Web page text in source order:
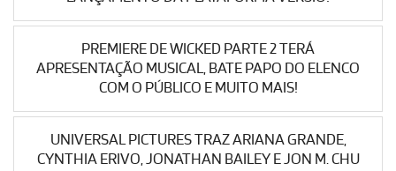
PREMIERE DE WICKED PARTE 2 TERÁ
APRESENTAÇÃO MUSICAL, BATE PAPO DO ELENCO
COM O PÚBLICO E MUITO MAIS!
UNIVERSAL PICTURES TRAZ ARIANA GRANDE,
CYNTHIA ERIVO, JONATHAN BAILEY E JON M. CHU